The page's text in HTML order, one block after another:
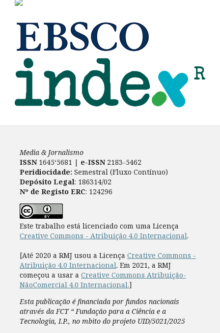
Media & Jornalismo
ISSN 1645‘5681 | e-ISSN2183-5462
Peridiocidade: Semestral (Fluxo Contínuo)
Depósito Legal: 186314/02
Nº de Registo ERC: 124296
Este trabalho está licenciado com uma Licença
Creative Commons - Atribuição 4.0 Internacional.
[Até 2020 a RMJ usou a Licença Creative Commons -
Atribuição 4.0 Internacional. Em 2021, a RMJ
começou a usar a Creative Commons Atribuição-
NãoComercial 4.0 Internacional.]
Esta publicação é financiada por fundos nacionais
através da FCT “ Fundação para a Ciência e a
Tecnologia, I.P., no mbito do projeto UID/5021/2025